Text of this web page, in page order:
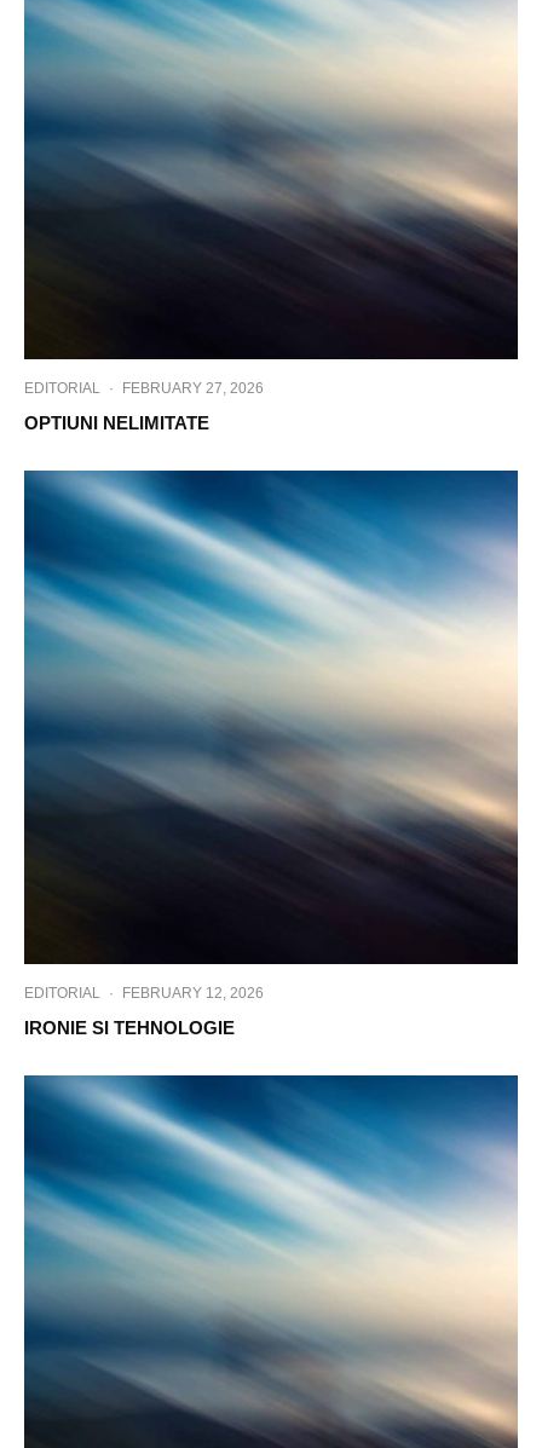
EDITORIAL · FEBRUARY 27, 2026
OPTIUNI NELIMITATE
EDITORIAL · FEBRUARY 12, 2026
IRONIE SI TEHNOLOGIE